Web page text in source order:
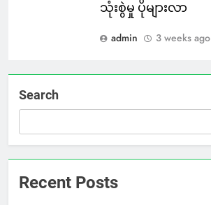
သုံးစွဲမှု ပိုများလာ
admin 3 weeks ago
Search
Recent Posts